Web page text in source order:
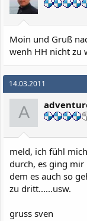
Moin und Gruß
wenh HH nicht zu
14.03.2011
A
meld, ich fühl
durch, es ging mir
dem es auch so
zu dritt......usw.
gruss sven